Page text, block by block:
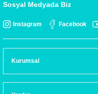
Sosyal Medyada Biz
Instagram Facebook
Kurumsal